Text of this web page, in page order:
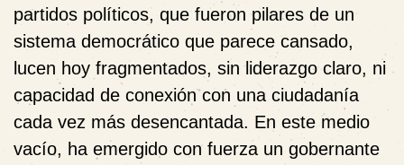
partidos políticos, que fueron pilares de un
sistema democrático que parece cansado,
lucen hoy fragmentados, sin liderazgo claro, ni
capacidad de conexión con una ciudadanía
cada vez más desencantada. En este medio
vacío, ha emergido con fuerza un gobernante